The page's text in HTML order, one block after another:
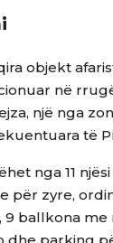
objekt
në
një nga
të
nga 11
për zyre,
9 ballkona me